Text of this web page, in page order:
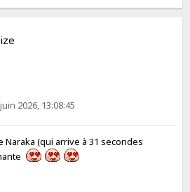
2026, 13:08:45
Naraka (qui arrive à 31 secondes